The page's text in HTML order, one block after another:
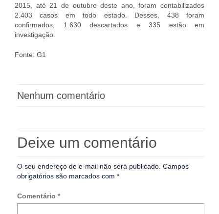
2015, até 21 de outubro deste ano, foram contabilizados
2.403 casos em todo estado. Desses, 438 foram
confirmados, 1.630 descartados e 335 estão em
investigação.
Fonte: G1
Nenhum comentário
Deixe um comentário
O seu endereço de e-mail não será publicado. Campos
obrigatórios são marcados com *
Comentário *